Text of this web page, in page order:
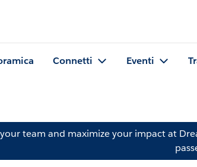
Connetti Eventi
team and maximize your impact at